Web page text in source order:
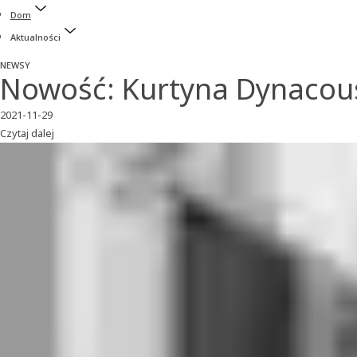
Dom
Aktualności
NEWSY
Nowość: Kurtyna
2021-11-29
Czytaj dalej